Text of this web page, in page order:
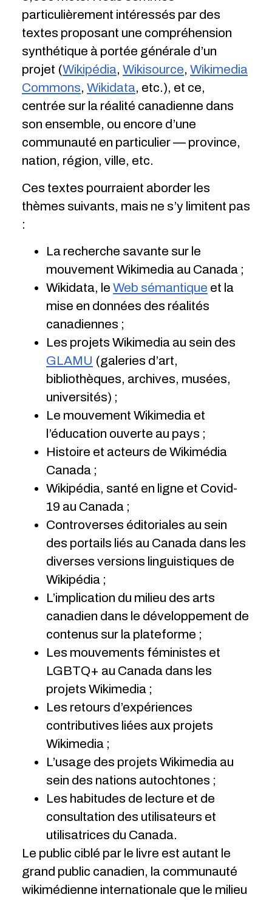
particulièrement intéressés par des
textes proposant une compréhension
synthétique à portée générale d’un
projet (Wikipédia, Wikisource, Wikimedia
Commons, Wikidata, etc.), et ce,
centrée sur la réalité canadienne dans
son ensemble, ou encore d’une
communauté en particulier — province,
nation, région, ville, etc.
Ces textes pourraient aborder les
thèmes suivants, mais ne s’y limitent pas
:
La recherche savante sur le
mouvement Wikimedia au Canada ;
Wikidata, le Web sémantique et la
mise en données des réalités
canadiennes ;
Les projets Wikimedia au sein des
GLAMU (galeries d’art,
bibliothèques, archives, musées,
universités) ;
Le mouvement Wikimedia et
l’éducation ouverte au pays ;
Histoire et acteurs de Wikimédia
Canada ;
Wikipédia, santé en ligne et Covid-
19 au Canada ;
Controverses éditoriales au sein
des portails liés au Canada dans les
diverses versions linguistiques de
Wikipédia ;
L’implication du milieu des arts
canadien dans le développement de
contenus sur la plateforme ;
Les mouvements féministes et
LGBTQ+ au Canada dans les
projets Wikimedia ;
Les retours d’expériences
contributives liées aux projets
Wikimedia ;
L’usage des projets Wikimedia au
sein des nations autochtones ;
Les habitudes de lecture et de
consultation des utilisateurs et
utilisatrices du Canada.
Le public ciblé par le livre est autant le
grand public canadien, la communauté
wikimédienne internationale que le milieu